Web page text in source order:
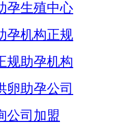
孕生殖中心
孕机构正规
规助孕机构
卵助孕公司
公司加盟